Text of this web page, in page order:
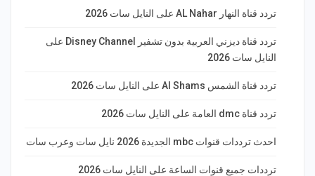
تردد قناة النهار AL Nahar على النايل سات 2026
تردد قناة ديزني العربية بدون تشفير Disney Channel على
النايل سات 2026
تردد قناة الشمس Al Shams على النايل سات 2026
تردد قناة dmc العامة على النايل سات 2026
احدث ترددات قنوات mbc الجديدة 2026 نايل سات وعرب سات
ترددات جميع قنوات الساعة على النايل سات 2026